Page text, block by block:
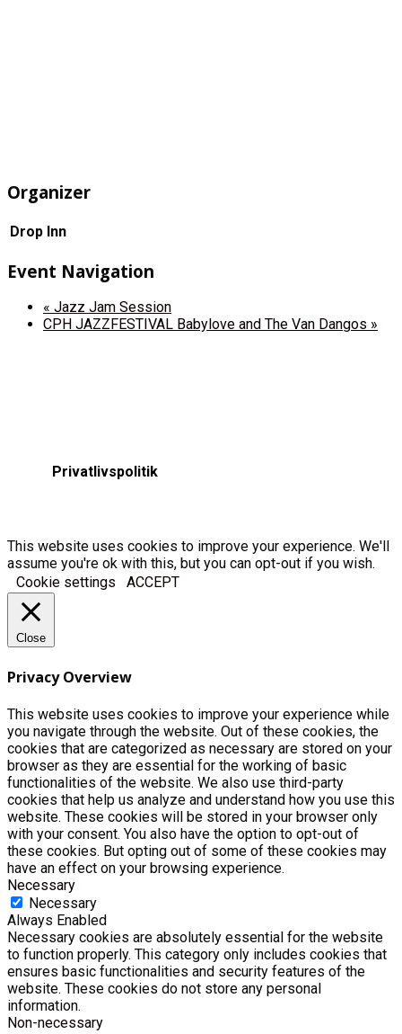
Organizer
Drop Inn
Event Navigation
« Jazz Jam Session
CPH JAZZFESTIVAL Babylove and The Van Dangos »
Privatlivspolitik
This website uses cookies to improve your experience. We'll
assume you're ok with this, but you can opt-out if you wish.
Cookie settings
ACCEPT
Close
Privacy Overview
This website uses cookies to improve your experience while
you navigate through the website. Out of these cookies, the
cookies that are categorized as necessary are stored on your
browser as they are essential for the working of basic
functionalities of the website. We also use third-party
cookies that help us analyze and understand how you use this
website. These cookies will be stored in your browser only
with your consent. You also have the option to opt-out of
these cookies. But opting out of some of these cookies may
have an effect on your browsing experience.
Necessary
Necessary
Always Enabled
Necessary cookies are absolutely essential for the website
to function properly. This category only includes cookies that
ensures basic functionalities and security features of the
website. These cookies do not store any personal
information.
Non-necessary